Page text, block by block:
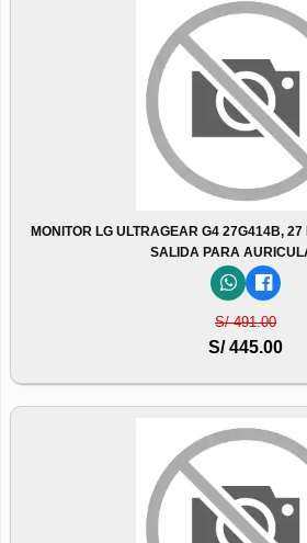
MONITOR LG ULTRAGEAR G4 27G414B,
SALIDA PARA
S/ 491.00
S/ 445.00